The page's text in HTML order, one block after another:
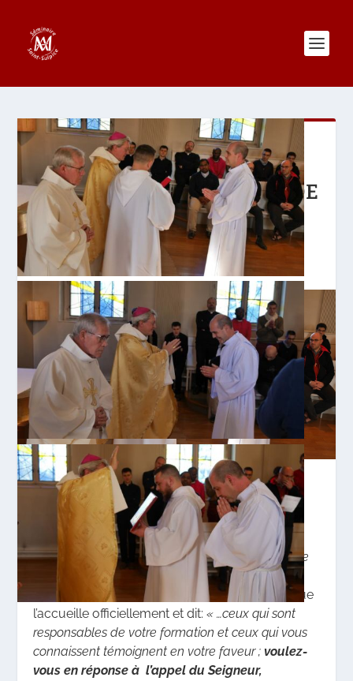
ADMISSION D’HERVÉ
GOSSELLIN, DU DIOCÈSE DE
BEAUVAIS
16 novembre 2017 Actualités
« L’admission, qu’est-ce que c’est ? »Telle fut la
demande de ma famille à mon invitation.
En fait,
« le rite d’admission est destiné aux
aspirants dont l’intention est clairement parvenue
à une maturité suffisante. La ferme intention de
recevoir l’ordination doit être exprimée. »L’Evêque
l’accueille officiellement et dit:« …ceux qui sont
responsables de votre formation et ceux qui vous
connaissent témoignent en votre faveur ; voulez-
vous en réponse à l’appel du Seigneur,